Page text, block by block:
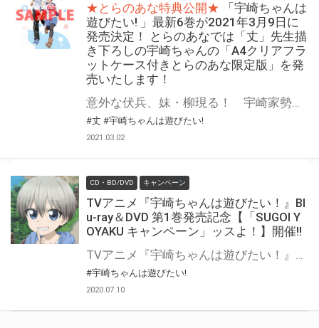
★とらのあな特典公開★
「宇崎ちゃんは
遊びたい! 」最新6巻が2021年3月9日に
発売決定！ とらのあなでは「丈」先生描
き下ろしの宇崎ちゃんの「A4クリアフラ
ットケース付きとらのあな限定版」を発
売いたします！
意外な伏兵、妹・柳現る！ 宇崎家勢ぞろいでセンパイ攻略に――！？ 大人気のウザカワ系後輩とのドタバタラブコメ「宇崎ちゃんは遊びたい! 」最新6巻が2021年3月9日に発売！ とらのあなでは発売を記念して「丈」先生描き下ろしの宇崎ちゃんの「A4クリアフラットケース付きとらのあな限定版」を発売いたします！ とらのあな限定版は限られておりますので予約を含め是非ともお早めにお求めください！！
#丈 #宇崎ちゃんは遊びたい!
2021.03.02
CD・BD/DVD キャンペーン
TVアニメ『宇崎ちゃんは遊びたい！』Bl
u-ray＆DVD 第1巻発売記念【「SUGOI Y
OYAKU キャンペーン」ッスよ！】開催!!
TVアニメ『宇崎ちゃんは遊びたい！』Blu-ray＆DVD 第1巻（宇崎ちゃん腕枕抱き枕カバー「SUGOI BABUMI」付き限定版Blu-ray、通常版Blu-ray/DVDいずれか）を対象店舗にてご予約いただくと、先着で「原作者・丈描き下ろし“SUGOI DEKAI”A1クリアポスター」が発売日にプレゼントされるッス！数量限定なので、先輩、いますぐ予約しに行くッスよ！！ 是非とも、とらのあな対象店舗でご予約ください♪ 公式サイト
#宇崎ちゃんは遊びたい!
2020.07.10